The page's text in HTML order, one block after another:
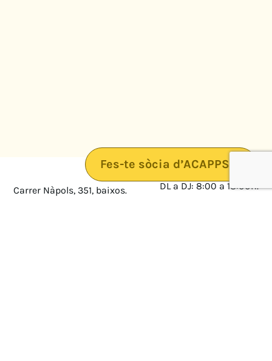
Fes-te sòcia d’ACAPPS
Carrer Nàpols, 351, baixos.
08025 · Barcelona
DL a DJ: 8:00 a 18:00h.